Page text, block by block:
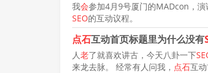
我会参加4月9号厦门的MADcon，
SEO的互动议程。
点石互动首页标题里为什么没有
人老了就喜欢讲古，今天八卦一下
来龙去脉。 经常有人问我， 点石互